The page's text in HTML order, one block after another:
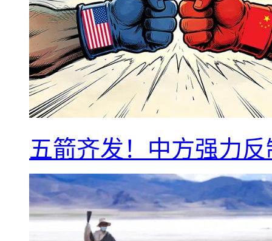
五箭齐发！中方强力